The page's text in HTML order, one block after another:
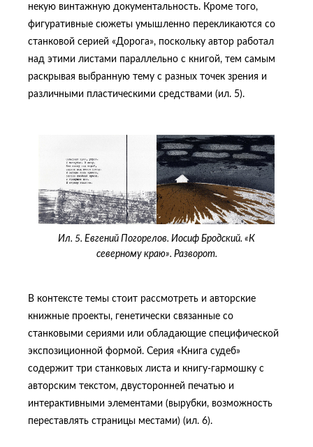
некую винтажную документальность. Кроме того,
фигуративные сюжеты умышленно перекликаются со
станковой серией «Дорога», поскольку автор работал
над этими листами параллельно с книгой, тем самым
раскрывая выбранную тему с разных точек зрения и
различными пластическими средствами (ил. 5).
Ил. 5. Евгений Погорелов. Иосиф Бродский. «К
северному краю». Разворот.
В контексте темы стоит рассмотреть и авторские
книжные проекты, генетически связанные со
станковыми сериями или обладающие специфической
экспозиционной формой. Серия «Книга судеб»
содержит три станковых листа и книгу-гармошку с
авторским текстом, двусторонней печатью и
интерактивными элементами (вырубки, возможность
переставлять страницы местами) (ил. 6).